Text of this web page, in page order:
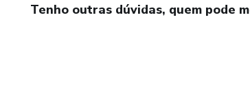
Tenho outras dúvidas, quem pode